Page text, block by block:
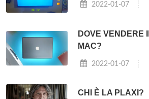
2022-01-07
DOVE VENDERE
MAC?
2022-01-07
CHI È LA PLAXI?